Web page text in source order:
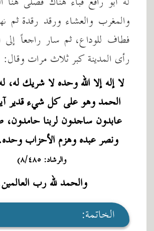
والمغرب والعشاء ورقد رقدة
فطاف للوداع، ثم سار راجعاً إلى
رأى المدينة كبر ثلاث مرات وقال:
لا إله إلا الله وحده لا شريك له،
الحمد وهو على كل شيء قدير
عابدون ساجدون لربنا
ونصر عبده وهزم الأحزاب
والرشاد: ٨/٤٨٥)
والحمد لله رب
الخاتمة: